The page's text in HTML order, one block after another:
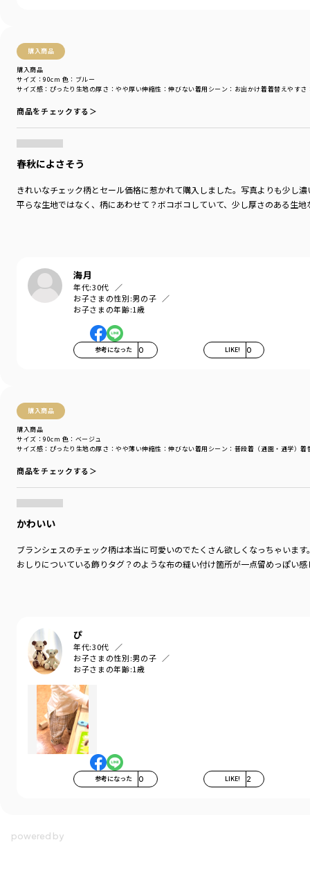
購入商品
購入商品
サイズ感 ：ぴったり 生地の厚さ ：やや厚い伸縮性 ：伸びない着用シーン ：お出かけ着着替えやすさ
サイズ：90cm 色：ブルー
商品をチェックする＞
春秋によさそう
きれいなチェック柄とセール価格に惹かれて購入しました。写真よりも少し
平らな生地ではなく、柄にあわせて？ボコボコしていて、少し厚さのある生
海月
年代:30代
お子さまの性別:男の子
お子さまの年齢:1歳
参考になった 0 LIKE! 0
購入商品
購入商品
サイズ感 ：ぴったり 生地の厚さ ：やや薄い伸縮性 ：伸びない着用シーン ：普段着（通園・通学）着
サイズ：90cm 色：ベージュ
商品をチェックする＞
かわいい
ブランシェスのチェック柄は本当に可愛いのでたくさん欲しくなっちゃいます
おしりについている飾りタグ？のような布の縫い付け箇所が一点留めっぽい
ぴ
年代:30代
お子さまの性別:男の子
お子さまの年齢:1歳
参考になった 0 LIKE! 2